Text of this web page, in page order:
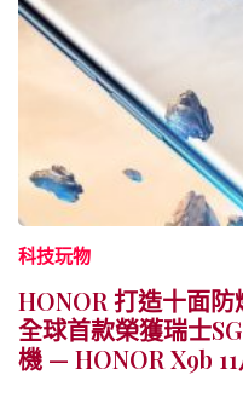
科技玩物
HONOR 打造十面防
全球首款榮獲瑞士
機 — HONOR X9b